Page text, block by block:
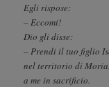
Egli rispose:
– Eccomi!
Dio gli disse:
– Prendi il tuo figlio
nel territorio di
a me in sacrificio.